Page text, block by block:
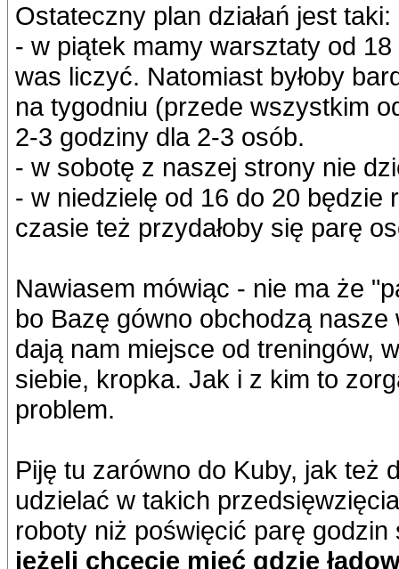
Ostateczny plan działań jest taki:
- w piątek mamy warsztaty od
was liczyć. Natomiast byłoby
na tygodniu (przede wszystkim
2-3 godziny dla 2-3 osób.
- w sobotę z naszej strony nie
- w niedzielę od 16 do 20 będzie
czasie też przydałoby się parę
Nawiasem mówiąc - nie ma że
bo Bazę gówno obchodzą
dają nam miejsce od treningów,
siebie, kropka. Jak i z kim to
problem.
Piję tu zarówno do Kuby, jak też
udzielać w takich
roboty niż poświęcić parę
jeżeli chcecie mieć gdzie